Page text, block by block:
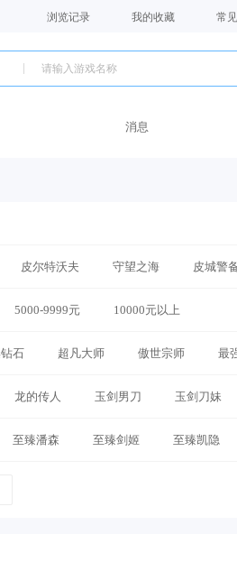
浏览记录 我的收藏 常
消息
皮尔特沃夫 守望之海 皮城警
地 班德尔城 暗影岛
5000-9999元 10000元以上
石 超凡大师 傲世宗师 最
龙的传人 玉剑男刀 玉剑刀妹
至臻潘森 至臻剑姬 至臻凯隐